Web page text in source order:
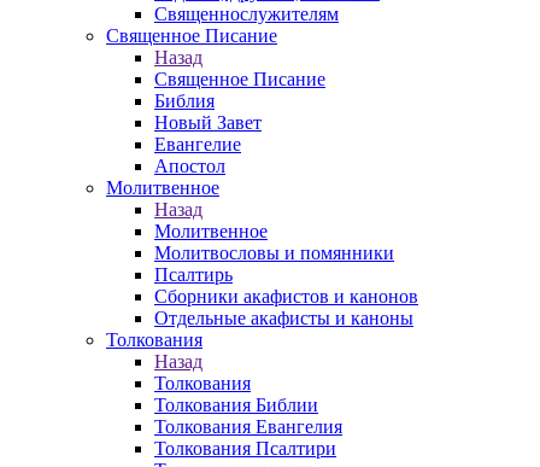
Священнослужителям
Священное Писание
Назад
Священное Писание
Библия
Новый Завет
Евангелие
Апостол
Молитвенное
Назад
Молитвенное
Молитвословы и помянники
Псалтирь
Сборники акафистов и канонов
Отдельные акафисты и каноны
Толкования
Назад
Толкования
Толкования Библии
Толкования Евангелия
Толкования Псалтири